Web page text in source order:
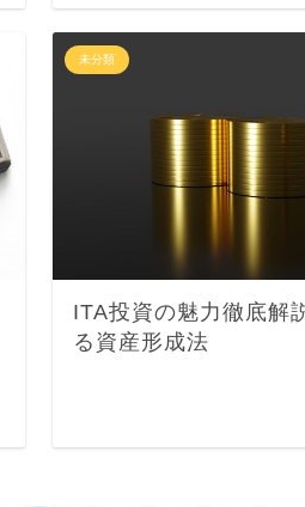
未分類
ITA投資の魅力徹底解
る資産形成法